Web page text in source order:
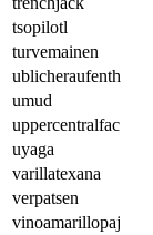
tsopilotl
turvemainen
ublicheraufenth
umud
uppercentralfac
uyaga
varillatexana
verpatsen
vinoamarillopaj